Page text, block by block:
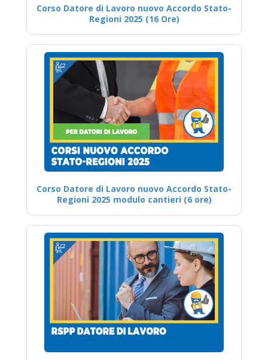
Corso Datore di Lavoro nuovo Accordo Stato-
Regioni 2025 (16 Ore)
Corso Datore di Lavoro nuovo Accordo Stato-
Regioni 2025 modulo cantieri (6 ore)